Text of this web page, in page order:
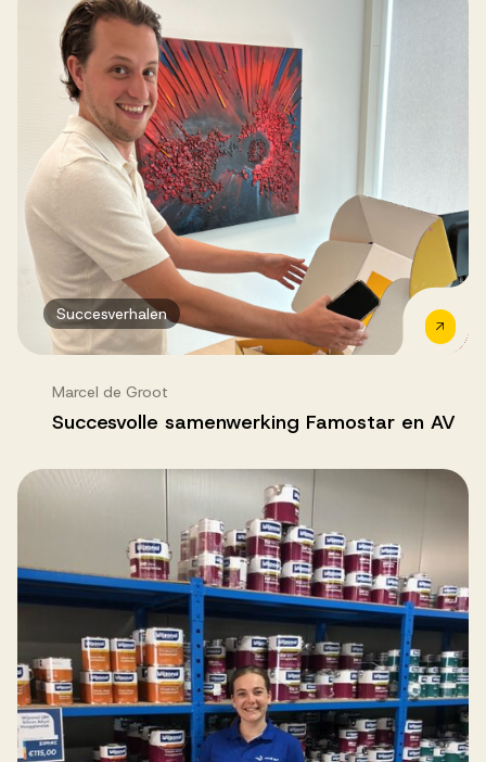
Succesverhalen
Marcel de Groot
Succesvolle samenwerking Famostar en AV